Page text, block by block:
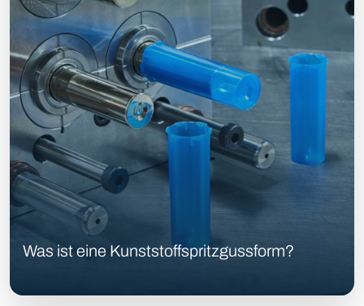
Was ist eine Kunststoffspritzgussform?